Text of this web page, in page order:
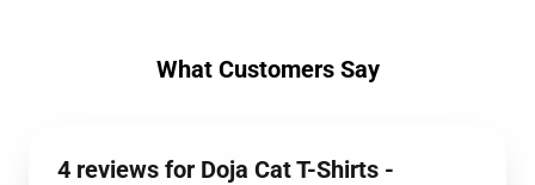
What Customers Say
4 reviews for Doja Cat T-Shirts -